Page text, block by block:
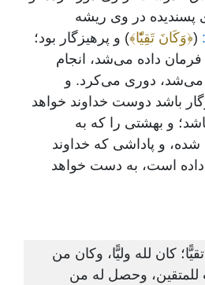
پسندیده در وی ریشه
(﴿وَكَانَ تَقِيّٗا﴾) و پرهیزگار بود؛
فرمان داده می‌شد، انجام
می‌شد، دوری می‌کرد. و
باشد دوست خداوند خواهد
و بهشتی را که به
شده، و پاداشی که خداوند
داده است، به دست خواهد
كان لله وليًّا، وكان من
للمتقين، وحصل له من